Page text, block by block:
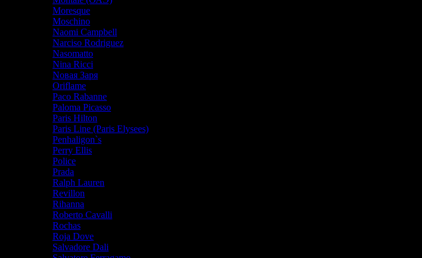
Moresque
Moschino
Naomi Campbell
Narciso Rodriguez
Nasomatto
Nina Ricci
Nовая Заря
Oriflame
Paco Rabanne
Paloma Picasso
Paris Hilton
Paris Line (Paris Elysees)
Penhaligon`s
Perry Ellis
Police
Prada
Ralph Lauren
Revillon
Rihanna
Roberto Cavalli
Rochas
Roja Dove
Salvadore Dali